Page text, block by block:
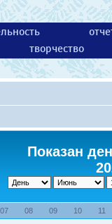
творчество
Показан
07 08 09 10 11